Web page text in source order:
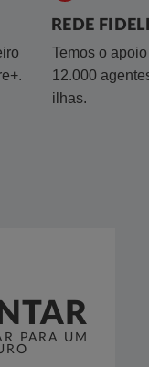
REDE
​Temos o
12.000
ilhas.
PARA UM